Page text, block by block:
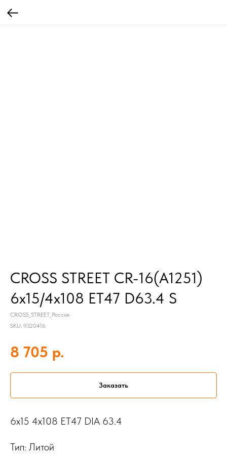
CROSS STREET CR-16(A1251)
6x15/4x108 ET47 D63.4 S
CROSS_STREET_Россия
SKU: 9320416
8 705 р.
Заказать
6x15 4x108 ET47 DIA 63.4
Тип: Литой